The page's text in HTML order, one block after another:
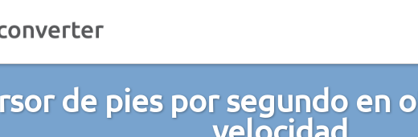
de pies por segundo en